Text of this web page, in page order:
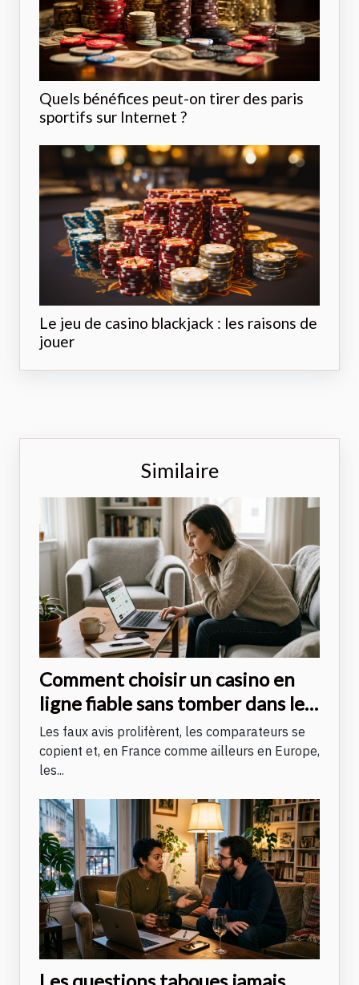
Quels bénéfices peut-on tirer des paris
sportifs sur Internet ?
Le jeu de casino blackjack : les raisons de
jouer
Similaire
Comment choisir un casino en
ligne fiable sans tomber dans le
piège des faux avis ?
Les faux avis prolifèrent, les comparateurs se
copient et, en France comme ailleurs en Europe,
les...